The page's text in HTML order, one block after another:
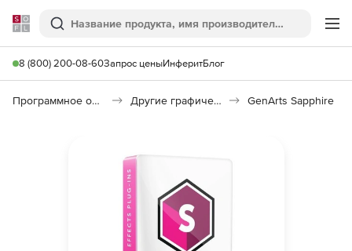
Softline
Поиск
8 (800) 200-08-60Запрос ценыИнферитБлог
Программное обеспечение для графики и дизайна Другие графические утилиты GenArts Sapphire